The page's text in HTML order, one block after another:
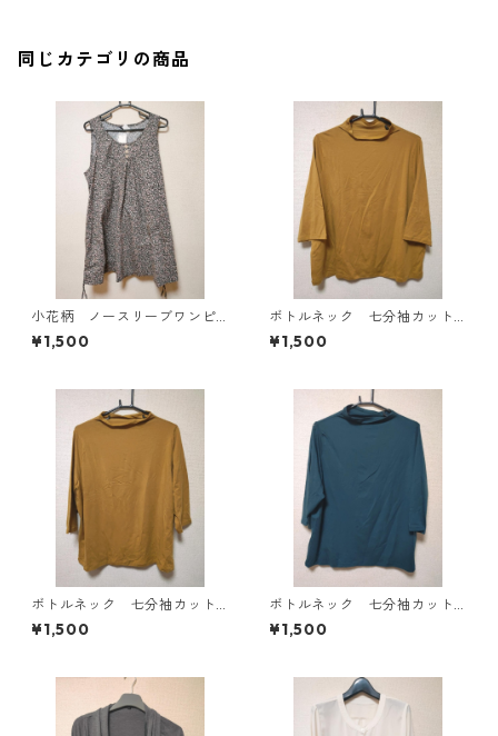
同じカテゴリの商品
小花柄 ノースリーブワンピ
ース ４Ｌ ブラック KAE-
4819
¥1,500
ボトルネック 七分袖カット
ソー ４Ｌ マスタード KA
E-4818
¥1,500
ボトルネック 七分袖カット
ソー ４Ｌ マスタード KA
E-4816
¥1,500
ボトルネック 七分袖カット
ソー ４Ｌ ティールグリー
ン KAE-4815
¥1,500